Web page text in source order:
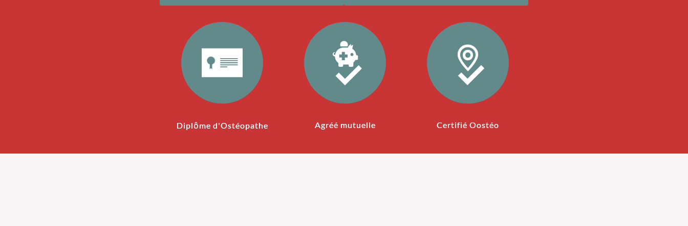
Diplôme d'Ostéopathe Agréé mutuelle Certifié Oostéo